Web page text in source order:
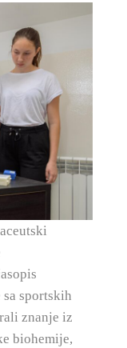
sportskih
znanje iz
biohemije,